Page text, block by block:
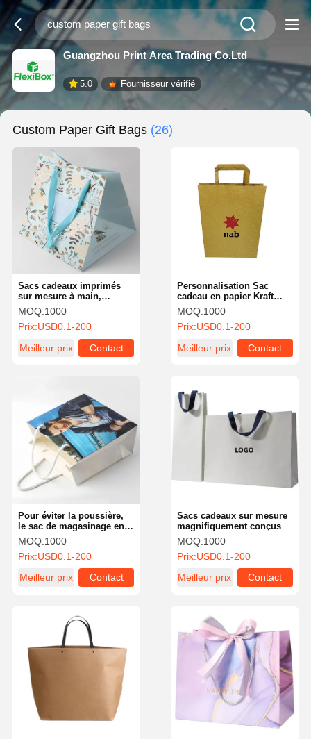
Guangzhou Print Area Trading Co.Ltd
5.0 Fournisseur vérifié
Custom Paper Gift Bags (26)
Sacs cadeaux imprimés
sur mesure à main,
imperméables à l'eau, à la
mode pour le centre
commercial
MOQ:1000
Prix:USD0.1-200
Meilleur prix
Contact
Personnalisation Sac
cadeau en papier Kraft
Protection de
l'environnement pour la
communication de la
MOQ:1000
Prix:USD0.1-200
Meilleur prix
Contact
Pour éviter la poussière,
le sac de magasinage en
papier kraft peut être
personnalisé pour le logo
ou le nom de marque
MOQ:1000
Prix:USD0.1-200
Meilleur prix
Contact
Sacs cadeaux sur mesure
magnifiquement conçus
MOQ:1000
Prix:USD0.1-200
Meilleur prix
Contact